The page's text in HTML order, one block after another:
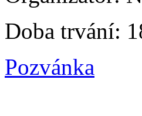
Doba trvání:
Pozvánka